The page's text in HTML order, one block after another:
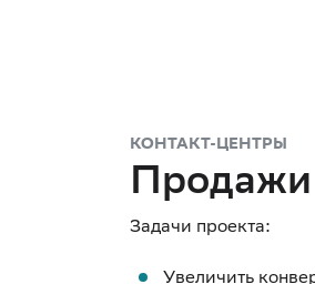
КОНТАКТ-ЦЕНТРЫ
Продажи
Увеличить